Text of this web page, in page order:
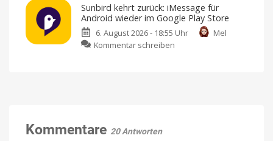
den
Markt
bringen
Family:
Sind
die
guten
Sunbird kehrt zurück: iMessage für
Android wieder im Google Play Store
6. August 2026 - 18:55 Uhr
Mel
Kommentar schreiben
Kommentare 20 Antworten